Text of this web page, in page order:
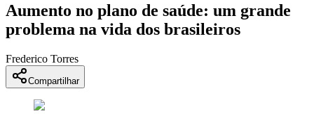
Aumento no plano de saúde: um grande
problema na vida dos brasileiros
Frederico Torres
Compartilhar